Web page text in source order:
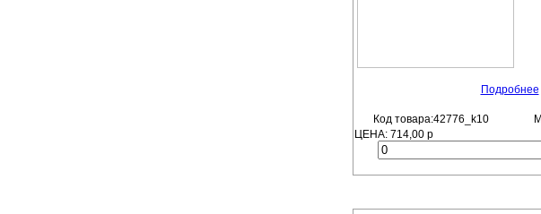
Подробнее
Код товара:42776_k10
ЦЕНА: 714,00 р